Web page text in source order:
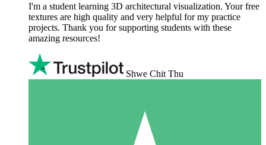
I'm a student learning 3D architectural visualization. Your free
textures are high quality and very helpful for my practice
projects. Thank you for supporting students with these
amazing resources!
Shwe Chit Thu